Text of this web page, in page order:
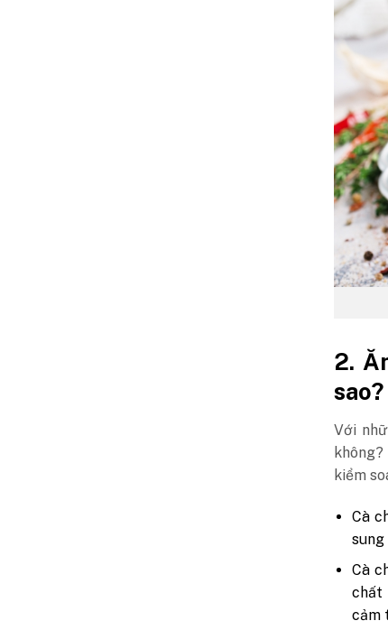
2.
sao?
Với
kiểm
Cà
Cà
chất
cảm